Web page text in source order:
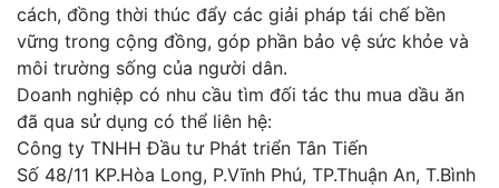
cách, đồng thời thúc đẩy các giải pháp tái chế bền
vững trong cộng đồng, góp phần bảo vệ sức khỏe và
môi trường sống của người dân.
Doanh nghiệp có nhu cầu tìm đối tác thu mua dầu ăn
đã qua sử dụng có thể liên hệ:
Công ty TNHH Đầu tư Phát triển Tân Tiến
Số 48/11 KP.Hòa Long, P.Vĩnh Phú, TP.Thuận An, T.Bình